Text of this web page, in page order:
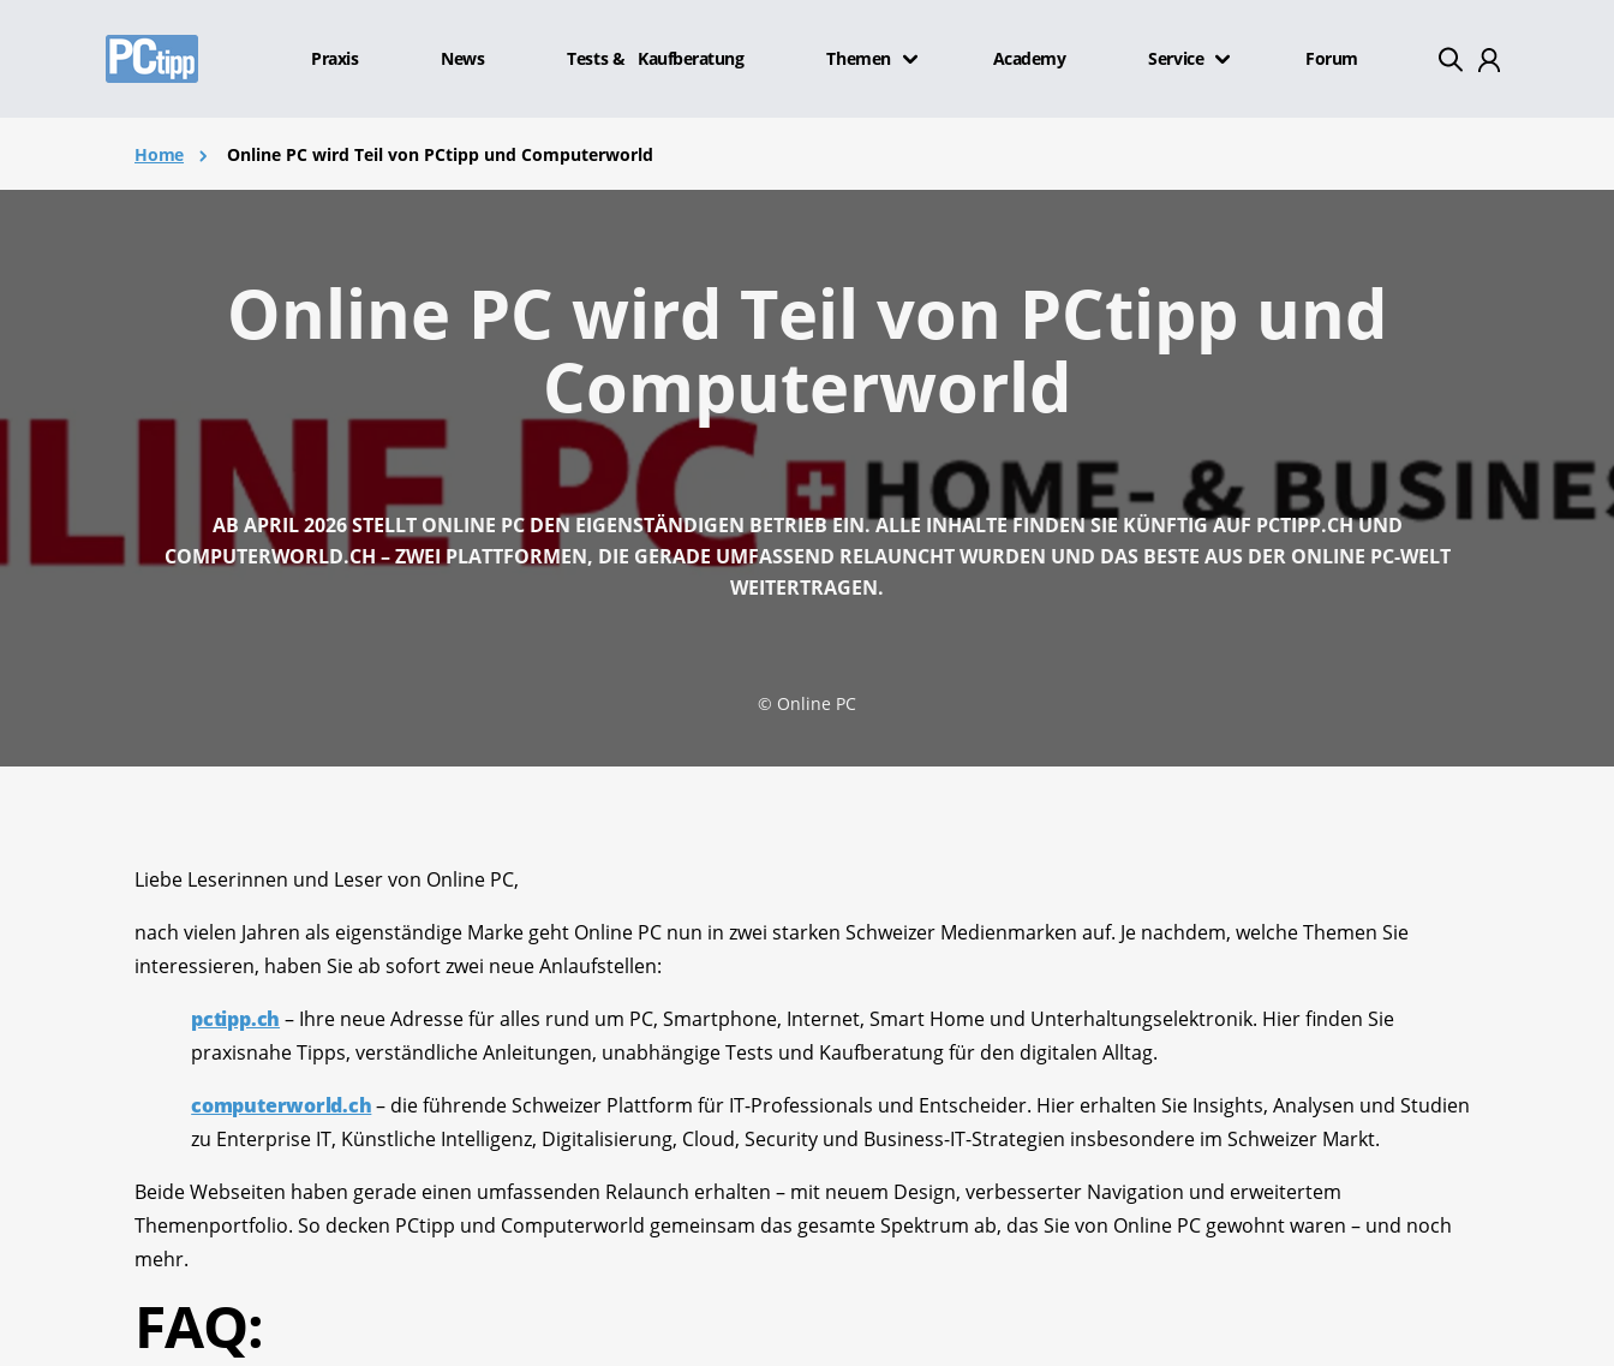
Praxis News Tests & Kaufberatung Themen Academy Service Forum
Home Online PC wird Teil von PCtipp und Computerworld
Online PC wird Teil von PCtipp und
Computerworld
AB APRIL 2026 STELLT ONLINE PC DEN EIGENSTÄNDIGEN BETRIEB EIN. ALLE INHALTE FINDEN SIE KÜNFTIG AUF PCTIPP.CH UND
COMPUTERWORLD.CH – ZWEI PLATTFORMEN, DIE GERADE UMFASSEND RELAUNCHT WURDEN UND DAS BESTE AUS DER ONLINE PC-WELT
WEITERTRAGEN.
© Online PC
Liebe Leserinnen und Leser von Online PC,
nach vielen Jahren als eigenständige Marke geht Online PC nun in zwei starken Schweizer Medienmarken auf. Je nachdem, welche Themen Sie
interessieren, haben Sie ab sofort zwei neue Anlaufstellen:
pctipp.ch – Ihre neue Adresse für alles rund um PC, Smartphone, Internet, Smart Home und Unterhaltungselektronik. Hier finden Sie
praxisnahe Tipps, verständliche Anleitungen, unabhängige Tests und Kaufberatung für den digitalen Alltag.
computerworld.ch– die führende Schweizer Plattform für IT-Professionals und Entscheider. Hier erhalten Sie Insights, Analysen und Studien
zu Enterprise IT, Künstliche Intelligenz, Digitalisierung, Cloud, Security und Business-IT-Strategien insbesondere im Schweizer Markt.
Beide Webseiten haben gerade einen umfassenden Relaunch erhalten – mit neuem Design, verbesserter Navigation und erweitertem
Themenportfolio. So decken PCtipp und Computerworld gemeinsam das gesamte Spektrum ab, das Sie von Online PC gewohnt waren – und noch
mehr.
FAQ: